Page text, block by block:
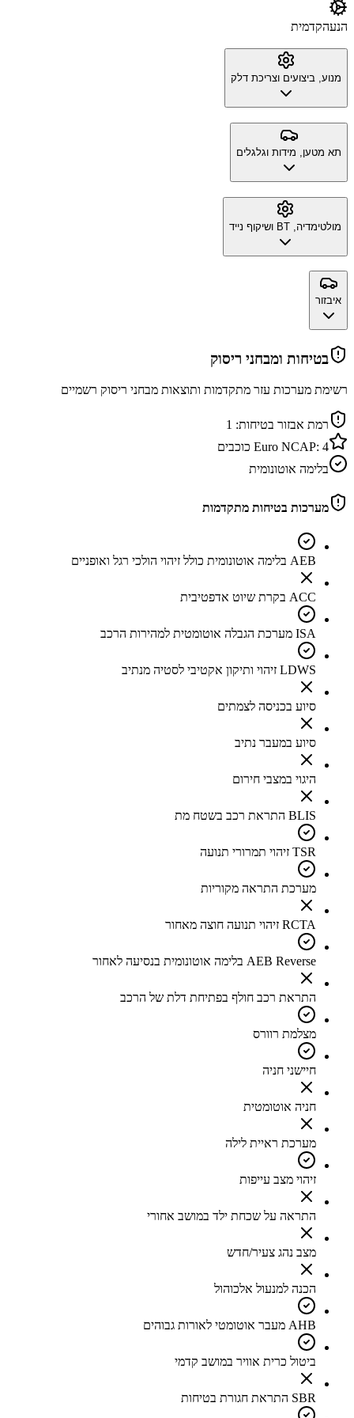
הנעהקדמית
מנוע, ביצועים וצריכת דלק
תא מטען, מידות וגלגלים
מולטימדיה, BT ושיקוף נייד
איבזור
בטיחות ומבחני ריסוק
רשימת מערכות עזר מתקדמות ותוצאות מבחני ריסוק רשמיים
רמת אבזור בטיחות: 1
Euro NCAP: 4
כוכבים
בלימה אוטונומית
מערכות בטיחות מתקדמות
AEB בלימה אוטונומית כולל זיהוי הולכי רגל ואופניים
ACC בקרת שיוט אדפטיבית
ISA מערכת הגבלה אוטומטית למהירות הרכב
LDWS זיהוי ותיקון אקטיבי לסטיה מנתיב
סיוע בכניסה לצמתים
סיוע במעבר נתיב
היגוי במצבי חירום
BLIS התראת רכב בשטח מת
TSR זיהוי תמרורי תנועה
מערכת התראה מקוריות
RCTA זיהוי תנועה חוצה מאחור
AEB Reverse בלימה אוטונומית בנסיעה לאחור
התראת רכב חולף בפתיחת דלת של הרכב
מצלמת רוורס
חיישני חניה
חניה אוטומטית
מערכת ראיית לילה
זיהוי מצב עייפות
התראה על שכחת ילד במושב אחורי
מצב נהג צעיר/חדש
הכנה למנעול אלכוהול
AHB מעבר אוטומטי לאורות גבוהים
ביטול כרית אוויר במושב קדמי
SBR התראת חגורת בטיחות